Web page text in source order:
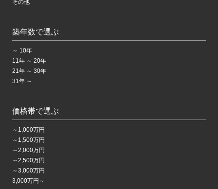
その他
築年数で選ぶ
～ 10年
11年 ～ 20年
21年 ～ 30年
31年 ～
価格帯で選ぶ
～1,000万円
～1,500万円
～2,000万円
～2,500万円
～3,000万円
3,000万円～